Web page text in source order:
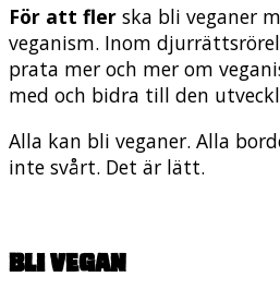
För att fler ska bli veganer
veganism. Inom
prata mer och mer om
med och bidra till den
Alla kan bli veganer. Alla
inte svårt. Det är lätt.
Bli vegan